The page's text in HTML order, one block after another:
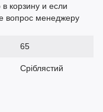
корзину и если
вопрос менеджеру
65
Сріблястий